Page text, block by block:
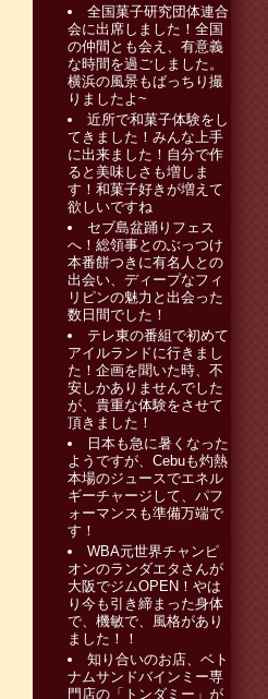
全国菓子研究団体連合
会に出席しました！全国
の仲間とも会え、有意義
な時間を過ごしました。
横浜の風景もばっちり撮
りましたよ~
近所で和菓子体験をし
てきました！みんな上手
に出来ました！自分で作
ると美味しさも増しま
す！和菓子好きが増えて
欲しいですね
セブ島盆踊りフェス
へ！総領事とのぶっつけ
本番餅つきに有名人との
出会い、ディープなフィ
リピンの魅力と出会った
数日間でした！
テレ東の番組で初めて
アイルランドに行きまし
た！企画を聞いた時、不
安しかありませんでした
が、貴重な体験をさせて
頂きました！
日本も急に暑くなった
ようですが、Cebuも灼熱
本場のジュースでエネル
ギーチャージして、パフ
ォーマンスも準備万端で
す！
WBA元世界チャンピ
オンのランダエタさんが
大阪でジムOPEN！やは
り今も引き締まった身体
で、機敏で、風格があり
ました！！
知り合いのお店、ベト
ナムサンドバインミー専
門店の「トンダミー」が